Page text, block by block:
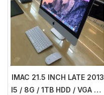
IMAC 21.5 INCH LATE 2013
I5 / 8G / 1TB HDD / VGA GT